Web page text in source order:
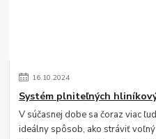
16.10.2024
Systém plniteľných
V súčasnej dobe sa čoraz viac
ideálny spôsob, ako stráviť